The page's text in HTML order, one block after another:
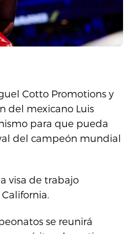
Cotto Promotions y
del mexicano Luis
para que pueda
del campeón mundial
visa de trabajo
se reunirá